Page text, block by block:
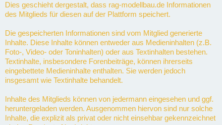
Dies geschieht dergestalt, dass rag-modellbau.de Informationen
des Mitglieds für diesen auf der Plattform speichert.
Die gespeicherten Informationen sind vom Mitglied generierte
Inhalte. Diese Inhalte können entweder aus Medieninhalten (z.B.
Foto-, Video- oder Toninhalten) oder aus Textinhalten bestehen.
Textinhalte, insbesondere Forenbeiträge, können ihrerseits
eingebettete Medieninhalte enthalten. Sie werden jedoch
insgesamt wie Textinhalte behandelt.
Inhalte des Mitglieds können von jedermann eingesehen und ggf.
heruntergeladen werden. Ausgenommen hiervon sind nur solche
Inhalte, die explizit als privat oder nicht einsehbar gekennzeichnet